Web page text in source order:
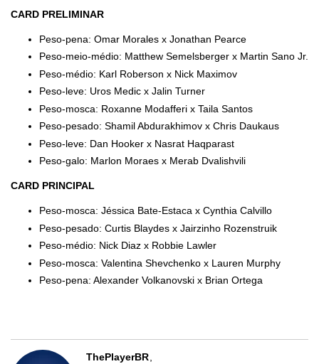
CARD PRELIMINAR
Peso-pena: Omar Morales x Jonathan Pearce
Peso-meio-médio: Matthew Semelsberger x Martin Sano Jr.
Peso-médio: Karl Roberson x Nick Maximov
Peso-leve: Uros Medic x Jalin Turner
Peso-mosca: Roxanne Modafferi x Taila Santos
Peso-pesado: Shamil Abdurakhimov x Chris Daukaus
Peso-leve: Dan Hooker x Nasrat Haqparast
Peso-galo: Marlon Moraes x Merab Dvalishvili
CARD PRINCIPAL
Peso-mosca: Jéssica Bate-Estaca x Cynthia Calvillo
Peso-pesado: Curtis Blaydes x Jairzinho Rozenstruik
Peso-médio: Nick Diaz x Robbie Lawler
Peso-mosca: Valentina Shevchenko x Lauren Murphy
Peso-pena: Alexander Volkanovski x Brian Ortega
ThePlayerBR